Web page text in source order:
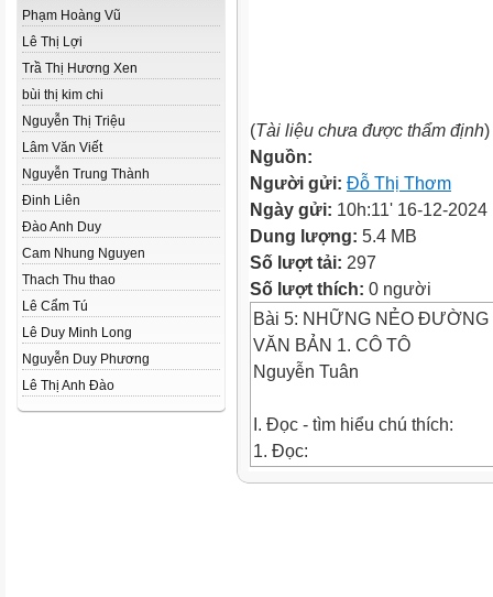
Phạm Hoàng Vũ
Lê Thị Lợi
Trầ Thị Hương Xen
bùi thị kim chi
Nguyễn Thị Triệu
Lâm Văn Viết
Nguyễn Trung Thành
Đinh Liên
Đào Anh Duy
Cam Nhung Nguyen
Thach Thu thao
Lê Cẩm Tú
Lê Duy Minh Long
Nguyễn Duy Phương
Lê Thị Anh Đào
(Tài liệu chưa được thẩm định)
Nguồn:
Người gửi: Đỗ Thị Thơm
Ngày gửi: 10h:11' 16-12-2024
Dung lượng: 5.4 MB
Số lượt tải: 297
Số lượt thích: 0 người
Bài 5: NHỮNG NẺO
VĂN BẢN 1. CÔ TÔ
Nguyễn Tuân
I. Đọc - tìm hiểu chú thích:
1. Đọc: